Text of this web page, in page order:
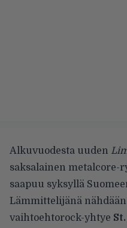
Alkuvuodesta uuden
saksalainen metalcore-
saapuu syksyllä
Lämmittelijänä
vaihtoehtorock-yhtye